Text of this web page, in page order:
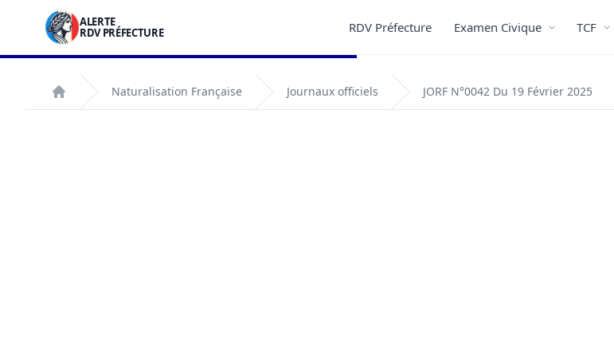
ALERTE
RDV PRÉFECTURE RDV Préfecture Examen Civique TCF
Accueil
Naturalisation Française Journaux officiels JORF N°0042 Du 19 Février 2025